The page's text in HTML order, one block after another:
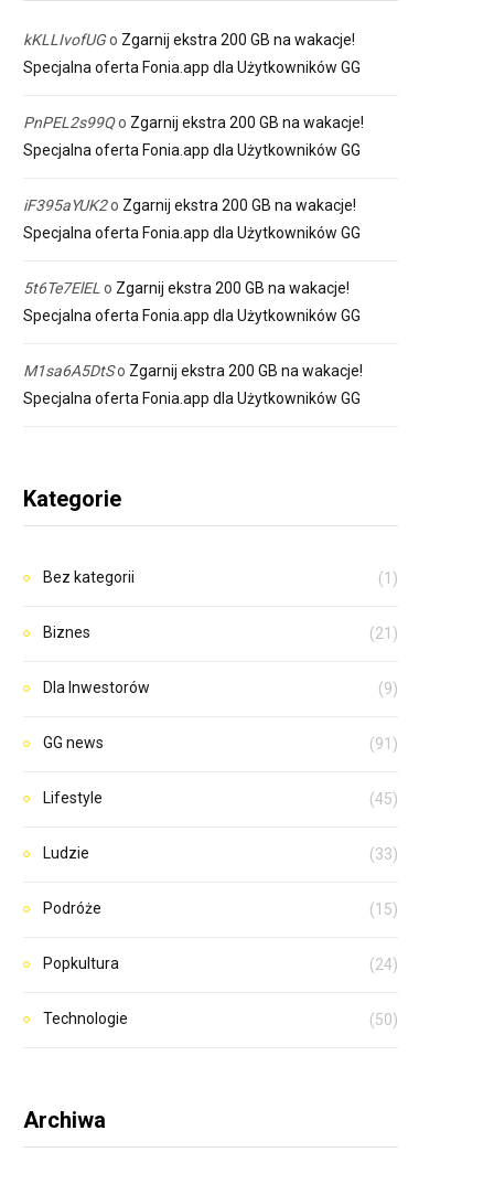
kKLLIvofUGo Zgarnij ekstra 200 GB na wakacje!
Specjalna oferta Fonia.app dla Użytkowników GG
PnPEL2s99Qo Zgarnij ekstra 200 GB na wakacje!
Specjalna oferta Fonia.app dla Użytkowników GG
iF395aYUK2o Zgarnij ekstra 200 GB na wakacje!
Specjalna oferta Fonia.app dla Użytkowników GG
5t6Te7ElEL o Zgarnij ekstra 200 GB na wakacje!
Specjalna oferta Fonia.app dla Użytkowników GG
M1sa6A5DtSo Zgarnij ekstra 200 GB na wakacje!
Specjalna oferta Fonia.app dla Użytkowników GG
Kategorie
Bez kategorii (1)
Biznes (21)
Dla Inwestorów (9)
GG news (91)
Lifestyle (45)
Ludzie (33)
Podróże (15)
Popkultura (24)
Technologie (50)
Archiwa